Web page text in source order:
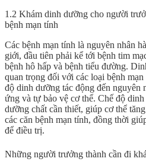
1.2 Khám dinh dưỡng cho người
bệnh mạn tính
Các bệnh mạn tính là nguyên nhân
giới, đầu tiên phải kể tới bệnh tim
bệnh hô hấp và bệnh tiểu đường.
quan trọng đối với các loại bệnh
độ dinh dưỡng tác động đến nguyên
ứng và tự bảo vệ cơ thể. Chế độ
dưỡng chất cần thiết, giúp cơ thể
các căn bệnh mạn tính, đồng thời
để điều trị.
Những người trưởng thành cần đi